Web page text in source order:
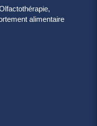
alimentaire